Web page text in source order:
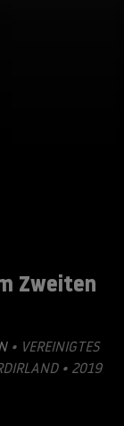
Zweiten
• VEREINIGTES
• 2019